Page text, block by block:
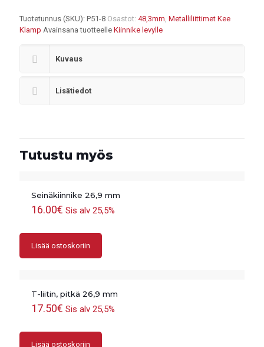
Tuotetunnus (SKU): P51-8 Osastot: 48,3mm, Metalliliittimet Kee
Klamp Avainsana tuotteelle Kiinnike levylle
Kuvaus
Lisätiedot
Tutustu myös
Seinäkiinnike 26,9 mm
16.00€ Sis alv 25,5%
Lisää ostoskoriin
T-liitin, pitkä 26,9 mm
17.50€ Sis alv 25,5%
Lisää ostoskoriin